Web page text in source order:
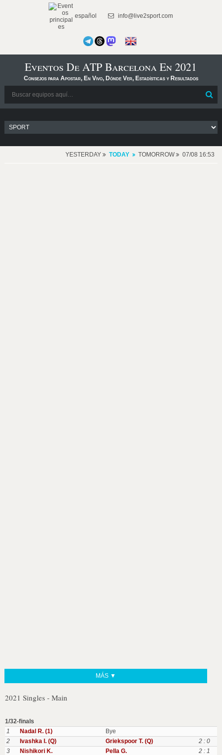
español info@live2sport.com
Eventos De ATP Barcelona En 2021
Consejos para Apostar, En Vivo, Dónde Ver, Estadísticas y Resultados
YESTERDAY TODAY TOMORROW 07/08 16:53
MÁS ▼
2021 Singles - Main
1/32-finals
1
Nadal R. (1)
Bye
2
Ivashka I. (Q) Griekspoor T. (Q)
2 : 0
3
Nishikori K. Pella G.
2 : 1